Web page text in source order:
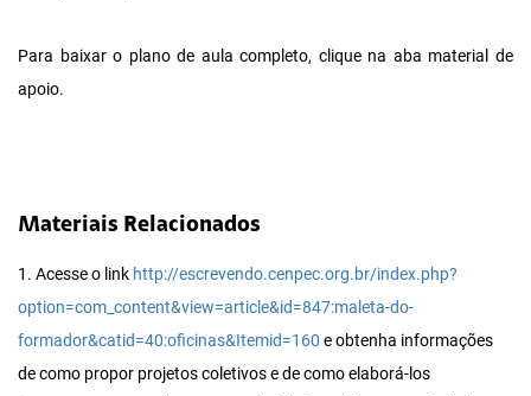
Para baixar o plano de aula completo, clique na aba material de
apoio.
Materiais Relacionados
1. Acesse o link http://escrevendo.cenpec.org.br/index.php?
option=com_content&view=article&id=847:maleta-do-
formador&catid=40:oficinas&Itemid=160 e obtenha informações
de como propor projetos coletivos e de como elaborá-los